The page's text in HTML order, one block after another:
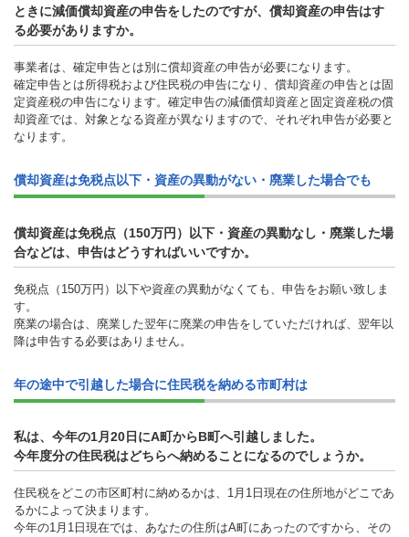
ときに減価償却資産の申告をしたのですが、償却資産の申告はす
る必要がありますか。
事業者は、確定申告とは別に償却資産の申告が必要になります。
確定申告とは所得税および住民税の申告になり、償却資産の申告とは固
定資産税の申告になります。確定申告の減価償却資産と固定資産税の償
却資産では、対象となる資産が異なりますので、それぞれ申告が必要と
なります。
償却資産は免税点以下・資産の異動がない・廃業した場合でも
償却資産は免税点（150万円）以下・資産の異動なし・廃業した場
合などは、申告はどうすればいいですか。
免税点（150万円）以下や資産の異動がなくても、申告をお願い致しま
す。
廃業の場合は、廃業した翌年に廃業の申告をしていただければ、翌年以
降は申告する必要はありません。
年の途中で引越した場合に住民税を納める市町村は
私は、今年の1月20日にA町からB町へ引越しました。
今年度分の住民税はどちらへ納めることになるのでしょうか。
住民税をどこの市区町村に納めるかは、1月1日現在の住所地がどこであ
るかによって決まります。
今年の1月1日現在では、あなたの住所はA町にあったのですから、その